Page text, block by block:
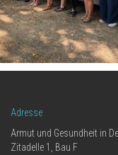
Adresse
Armut und Gesundheit in
Zitadelle 1, Bau F